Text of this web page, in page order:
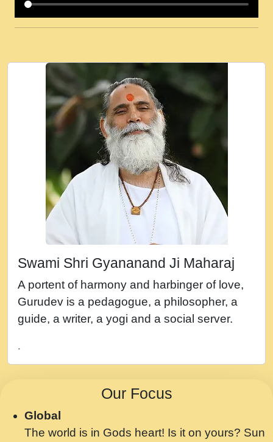
कई पकड क मर हथ र मह वदवन पहच दय! मह जन
Ki - Krishna Bhajan - New Bhajan 2020
#Ishwar Bhakti.mp3
जब से गीता ज्ञान पाया मैं बड़ी मस्ती में हूँ । 2018 -
Rishikesh - Ratan Ji Rasik.mp3
तन हल दल द सनव मड उतत सर रख क, नल रव त
गल लग जव त सर उतत हथ रख द!.mp3
तू कर प्रीतम से प्रीत, यूहीं दिन बीतते जाते हैं ।
2018 - Rishikesh - Swami Gyananand Ji
Maharaj.mp3
न म गवद गपल गद फर, पयर महन न रझद फर! shri
नह भरस रह लडडल... अपन खट करम क !!!! मह दद
सहर चरण क .....mp3
बगड नसब कसन सवर तर बगर Shri ravinandan
shastri ji maharaj.mp3
Chahe Ram Ho Chahe Shyam Ho.mp3
मझ अपन जवन बनन न आय, रठ हर क मनन न आय
Shri ravinandan shastri ji maharaj.mp3
Swami Shri Gyananand Ji Maharaj
A portent of harmony and harbinger of love,
Gurudev is a pedagogue, a philosopher, a
guide, a writer, a yogi and a social server.
.
Our Focus
Global
The world is in Gods heart! Is it on yours? Sun